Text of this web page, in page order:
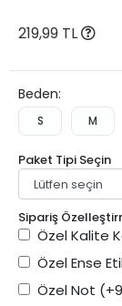
219,99 TL
Beden:
S M
Paket Tipi Seçin
Sipariş
Özel Kalite
Özel Ense
Özel Not